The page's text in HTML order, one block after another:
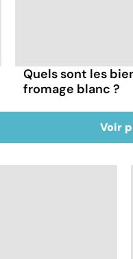
Quels sont les
fromage blanc ?
Voir